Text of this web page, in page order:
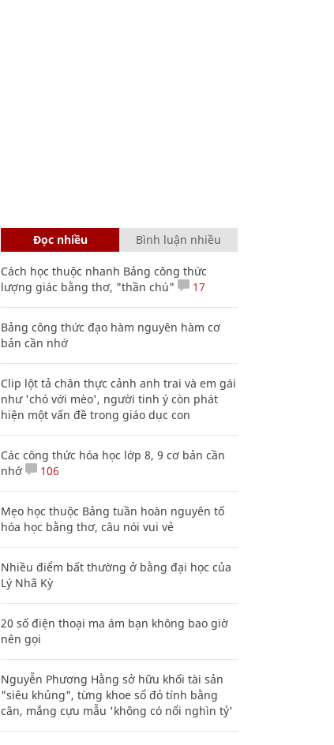
Đọc nhiều Bình luận nhiều
Cách học thuộc nhanh Bảng công thức
lượng giác bằng thơ, "thần chú"
17
Bảng công thức đạo hàm nguyên hàm cơ
bản cần nhớ
Clip lột tả chân thực cảnh anh trai và em gái
như 'chó với mèo', người tinh ý còn phát
hiện một vấn đề trong giáo dục con
Các công thức hóa học lớp 8, 9 cơ bản cần
nhớ
106
Mẹo học thuộc Bảng tuần hoàn nguyên tố
hóa học bằng thơ, câu nói vui vẻ
Nhiều điểm bất thường ở bằng đại học của
Lý Nhã Kỳ
20 số điện thoại ma ám bạn không bao giờ
nên gọi
Nguyễn Phương Hằng sở hữu khối tài sản
"siêu khủng", từng khoe sổ đỏ tính bằng
cân, mắng cựu mẫu 'không có nổi nghìn tỷ'